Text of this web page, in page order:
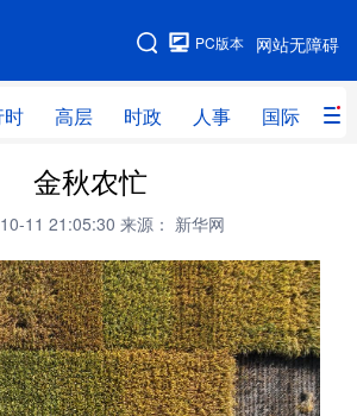
网站无障碍
PC版本
高层 时政 人事 国际 财
网站地图
高层 时政
财经 网评
客智库 全球连线 教育
科创 量子 体育
书画 健康 军事
金秋农忙
11 21:05:30 来源： 新华网